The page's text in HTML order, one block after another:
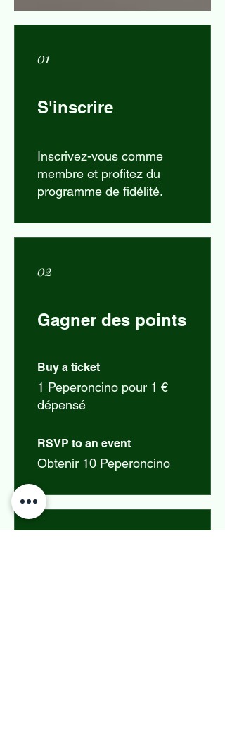
01
S'inscrire
Inscrivez-vous comme
membre et profitez du
programme de fidélité.
02
Gagner des points
Buy a ticket
1 Peperoncino pour 1 €
dépensé
RSVP to an event
Obtenir 10 Peperoncino